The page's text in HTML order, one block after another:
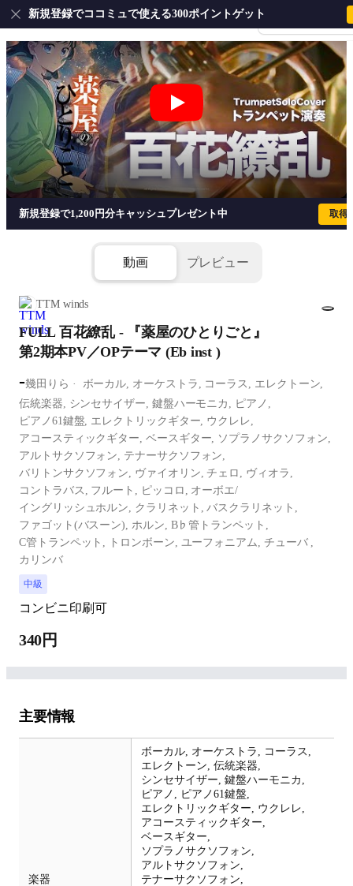
会員登録・ログイ
新規登録でココミュで使える300ポイントゲット
FULL 百花繚乱 - 『薬屋のひとりご
新規登録で1,200円分キャッシュプレゼント中 取得
動画 プレビュー
TTM winds
FULL 百花繚乱 - 『薬屋のひとりごと』
第2期本PV／OPテーマ (Eb inst )
-幾田りら ボーカル, オーケストラ, コーラス, エレクトーン,
伝統楽器, シンセサイザー, 鍵盤ハーモニカ, ピアノ,
ピアノ61鍵盤, エレクトリックギター, ウクレレ,
アコースティックギター, ベースギター, ソプラノサクソフォン,
アルトサクソフォン, テナーサクソフォン,
バリトンサクソフォン, ヴァイオリン, チェロ, ヴィオラ,
コントラバス, フルート, ピッコロ, オーボエ/
イングリッシュホルン, クラリネット,バスクラリネット,
ファゴット(バスーン), ホルン, B♭管トランペット,
C管トランペット,
トロンボーン, ユーフォニアム, チューバ ,
カリンバ
中級
コンビニ印刷可
340円
主要情報
楽器
ボーカル, オーケストラ,
コーラス,
エレクトーン, 伝統楽器,
シンセサイザー, 鍵盤ハーモニカ,
ピアノ,
ピアノ61鍵盤,
エレクトリックギター, ウクレレ,
アコースティックギター,
ベースギター,
ソプラノサクソフォン,
アルトサクソフォン,
テナーサクソフォン,